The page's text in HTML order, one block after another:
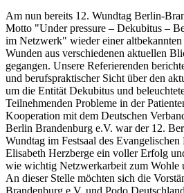
Am nun bereits 12. Wundtag Berlin-
Motto "Under pressure – Dekubitus –
im Netzwerk" wieder einer
Wunden aus verschiedenen aktuellen
gegangen. Unsere Referierenden
und berufspraktischer Sicht über den
um die Entität Dekubitus und
Teilnehmenden Probleme in der
Kooperation mit dem Deutschen
Berlin Brandenburg e.V. war der 12.
Wundtag im Festsaal des
Elisabeth Herzberge ein voller Erfolg
wie wichtig Netzwerkarbeit zum Wohle
An dieser Stelle möchten sich die